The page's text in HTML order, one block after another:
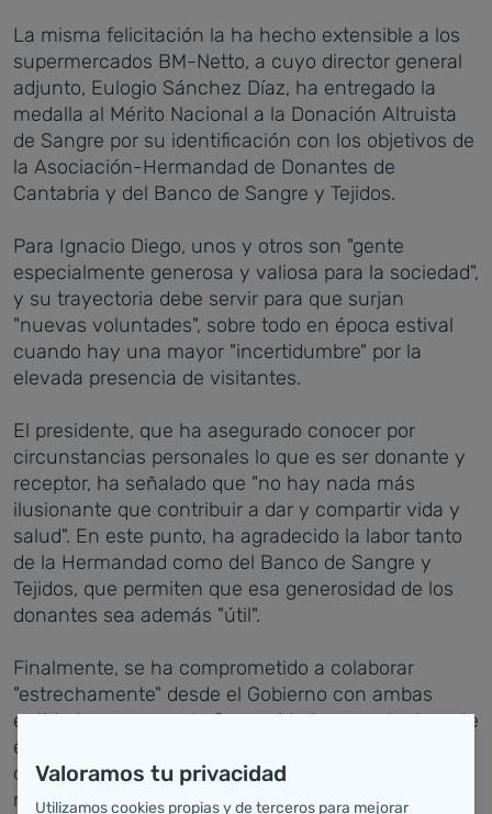
La misma felicitación la ha hecho extensible a los
supermercados BM-Netto, a cuyo director general
adjunto, Eulogio Sánchez Díaz, ha entregado la
medalla al Mérito Nacional a la Donación Altruista
de Sangre por su identificación con los objetivos de
la Asociación-Hermandad de Donantes de
Cantabria y del Banco de Sangre y Tejidos.
Para Ignacio Diego, unos y otros son "gente
especialmente generosa y valiosa para la sociedad",
y su trayectoria debe servir para que surjan
"nuevas voluntades", sobre todo en época estival
cuando hay una mayor "incertidumbre" por la
elevada presencia de visitantes.
El presidente, que ha asegurado conocer por
circunstancias personales lo que es ser donante y
receptor, ha señalado que "no hay nada más
ilusionante que contribuir a dar y compartir vida y
salud". En este punto, ha agradecido la labor tanto
de la Hermandad como del Banco de Sangre y
Tejidos, que permiten que esa generosidad de los
donantes sea además "útil".
Finalmente, se ha comprometido a colaborar
"estrechamente" desde el Gobierno con ambas
entidades para que la Comunidad, que actualmente
es la tercera por índice de donaciones, siga
ocupando una posición de liderazgo a nivel
nacional.
Valoramos tu privacidad
Utilizamos cookies propias y de terceros para mejorar